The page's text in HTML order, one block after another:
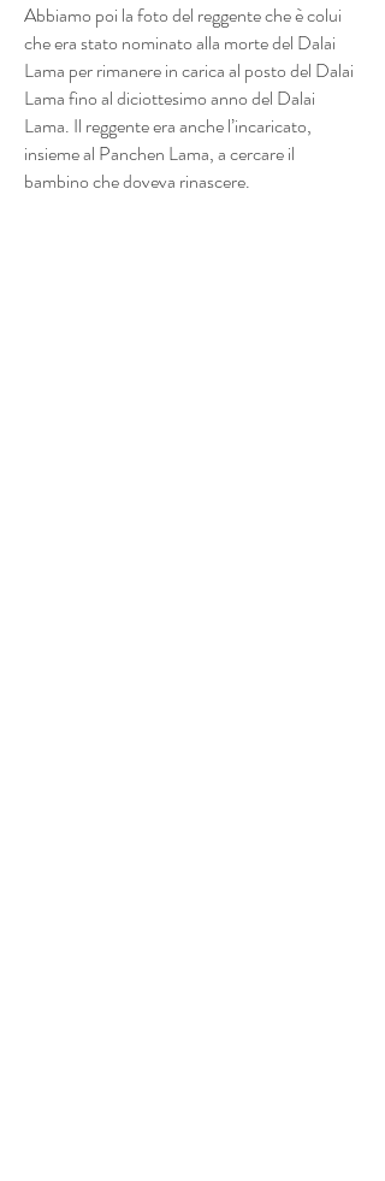
Abbiamo poi la foto del reggente che è colui
che era stato nominato alla morte del Dalai
Lama per rimanere in carica al posto del Dalai
Lama fino al diciottesimo anno del Dalai
Lama. Il reggente era anche l’incaricato,
insieme al Panchen Lama, a cercare il
bambino che doveva rinascere.